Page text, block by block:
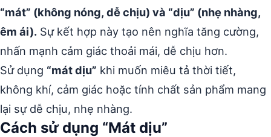
“mát” (không nóng, dễ chịu) và “dịu” (nhẹ nhàng,
êm ái). Sự kết hợp này tạo nên nghĩa tăng cường,
nhấn mạnh cảm giác thoải mái, dễ chịu hơn.
Sử dụng “mát dịu” khi muốn miêu tả thời tiết,
không khí, cảm giác hoặc tính chất sản phẩm mang
lại sự dễ chịu, nhẹ nhàng.
Cách sử dụng “Mát dịu”